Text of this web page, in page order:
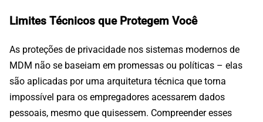
Limites Técnicos que Protegem Você
As proteções de privacidade nos sistemas modernos de
MDM não se baseiam em promessas ou políticas – elas
são aplicadas por uma arquitetura técnica que torna
impossível para os empregadores acessarem dados
pessoais, mesmo que quisessem. Compreender esses